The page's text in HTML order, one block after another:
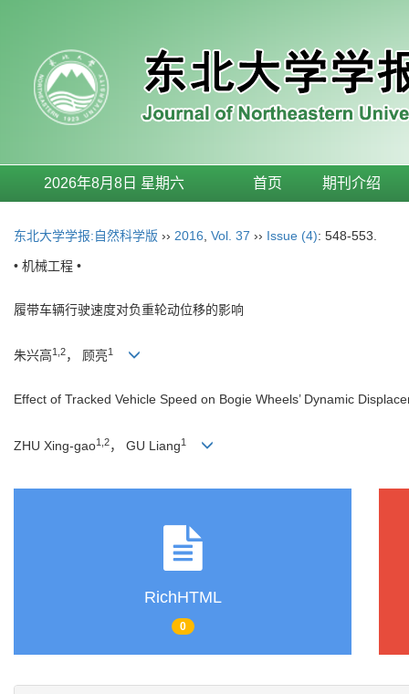
2026年8月8日 星期六 首页 期刊介绍
东北大学学报:自然科学版 ›› 2016 Vol. 37 ›› Issue (4): 548-553.
• 机械工程 •
履带车辆行驶速度对负重轮动位移的影响
朱兴高1,2， 顾亮1
Effect of Tracked Vehicle Speed on Bogie Wheels’ Dynamic
ZHU Xing-gao1,2， GU Liang1
RichHTML
0